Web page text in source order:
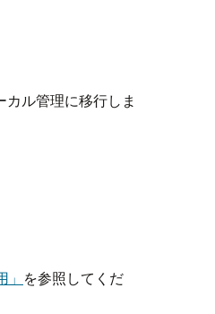
ル管理に移行しま
を参照してくだ